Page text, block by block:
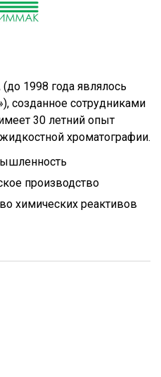
1998 года являлось
созданное сотрудниками
30 летний опыт
хроматографии.
производство
химических реактивов